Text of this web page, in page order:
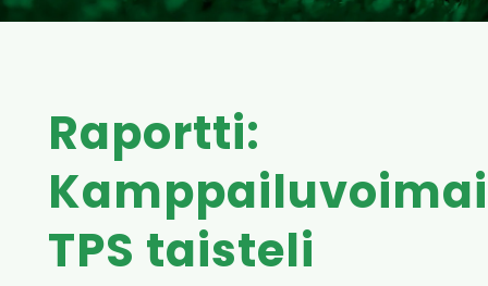
Raportti:
TPS taisteli